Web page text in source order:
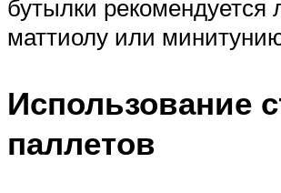
бутылки рекомендуется
маттиолу или
Использование
паллетов